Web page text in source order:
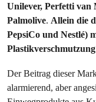
Unilever, Perfetti van
Palmolive. Allein die
PepsiCo und Nestlé)
Der Beitrag dieser
alarmierend, aber